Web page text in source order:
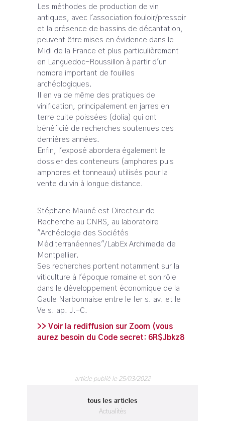
Les méthodes de production de vin
antiques, avec l'association fouloir/pressoir
et la présence de bassins de décantation,
peuvent être mises en évidence dans le
Midi de la France et plus particulièrement
en Languedoc-Roussillon à partir d'un
nombre important de fouilles
archéologiques.
Il en va de même des pratiques de
vinification, principalement en jarres en
terre cuite poissées (dolia) qui ont
bénéficié de recherches soutenues ces
dernières années.
Enfin, l'exposé abordera également le
dossier des conteneurs (amphores puis
amphores et tonneaux) utilisés pour la
vente du vin à longue distance.
Stéphane Mauné est Directeur de
Recherche au CNRS, au laboratoire
"Archéologie des Sociétés
Méditerranéennes"/LabEx Archimede de
Montpellier.
Ses recherches portent notamment sur la
viticulture à l'époque romaine et son rôle
dans le développement économique de la
Gaule Narbonnaise entre le Ier s. av. et le
Ve s. ap. J.-C.
>> Voir la rediffusion sur Zoom (vous
aurez besoin du Code secret: 6R$Jbkz8
article publié le 25/03/2022
tous les articles
Actualités